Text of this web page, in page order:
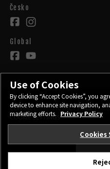
Česko
Global
STAY IN
CONTACT PRIVACY POLICY
COOKIE SETTINGS
Use of Cookies
By clicking “Accept Cookies”, you
device to enhance site navigation,
marketing efforts. Privacy Policy
Cookies